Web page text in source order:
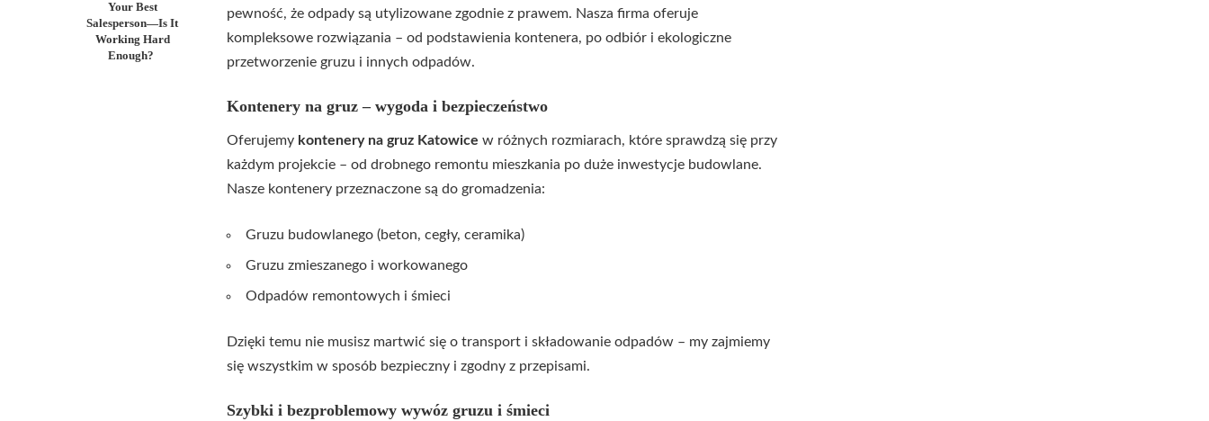
Your Best
Salesperson—Is It
Working Hard
Enough?
pewność, że odpady są utylizowane zgodnie z prawem. Nasza firma oferuje
kompleksowe rozwiązania – od podstawienia kontenera, po odbiór i ekologiczne
przetworzenie gruzu i innych odpadów.
Kontenery na gruz – wygoda i bezpieczeństwo
Oferujemy kontenery na gruz Katowice w różnych rozmiarach, które sprawdzą się przy
każdym projekcie – od drobnego remontu mieszkania po duże inwestycje budowlane.
Nasze kontenery przeznaczone są do gromadzenia:
Gruzu budowlanego (beton, cegły, ceramika)
Gruzu zmieszanego i workowanego
Odpadów remontowych i śmieci
Dzięki temu nie musisz martwić się o transport i składowanie odpadów – my zajmiemy
się wszystkim w sposób bezpieczny i zgodny z przepisami.
Szybki i bezproblemowy wywóz gruzu i śmieci